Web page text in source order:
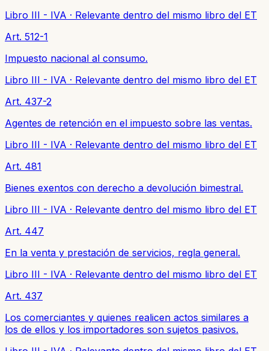
Libro III - IVA · Relevante dentro del mismo libro del ET
Art. 512-1
Impuesto nacional al consumo.
Libro III - IVA · Relevante dentro del mismo libro del ET
Art. 437-2
Agentes de retención en el impuesto sobre las ventas.
Libro III - IVA · Relevante dentro del mismo libro del ET
Art. 481
Bienes exentos con derecho a devolución bimestral.
Libro III - IVA · Relevante dentro del mismo libro del ET
Art. 447
En la venta y prestación de servicios, regla general.
Libro III - IVA · Relevante dentro del mismo libro del ET
Art. 437
Los comerciantes y quienes realicen actos similares a
los de ellos y los importadores son sujetos pasivos.